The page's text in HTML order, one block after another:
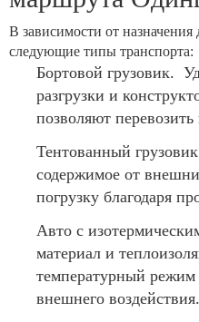
В зависимости от
следующие типы транспорта:
Бортовой грузовик.
разгрузки и
позволяют
Тентованный
содержимое от
погрузку благодаря
Авто с
материал и
температурный
внешнего воздействия.